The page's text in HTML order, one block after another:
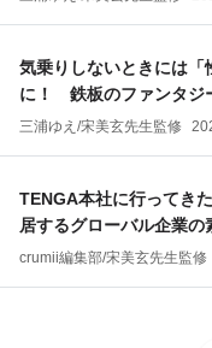
気乗りしないときには「
に！ 鉄板のファンタジ
三浦ゆえ /宋美玄先生監修
TENGA本社に行ってき
居するグローバル企業の
crumii編集部/宋美玄先生監修